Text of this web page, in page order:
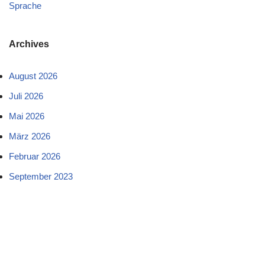
Sprache
Archives
August 2026
Juli 2026
Mai 2026
März 2026
Februar 2026
September 2023